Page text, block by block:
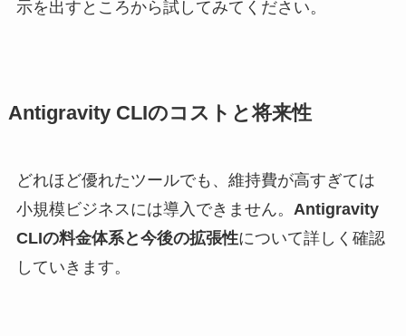
示を出すところから試してみてください。
Antigravity CLIのコストと将来性
どれほど優れたツールでも、維持費が高すぎては
小規模ビジネスには導入できません。 Antigravity
CLIの料金体系と今後の拡張性について詳しく確認
していきます。